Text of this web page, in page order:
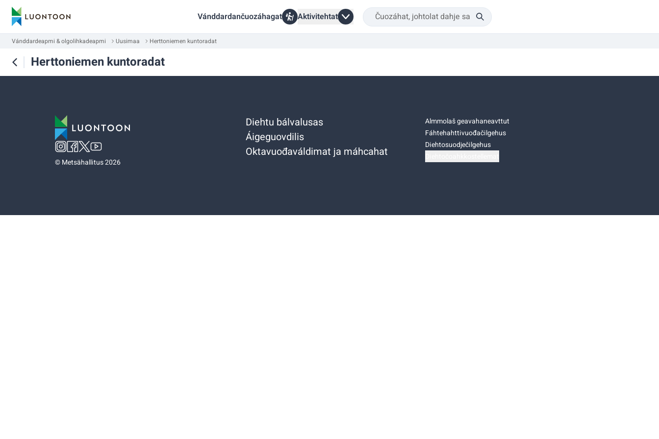
Vánddardančuozáhagat Aktivitehtat
Vánddardeapmi & olgolihkadeapmi Uusimaa Herttoniemen kuntoradat
Herttoniemen kuntoradat
©Metsähallitus 2026
Diehtu bálvalusas
Áigeguovdilis
Oktavuođaváldimat ja máhcahat
Almmolaš geavahaneavttut
Fáhtehahttivuođačilgehus
Diehtosuodječilgehus